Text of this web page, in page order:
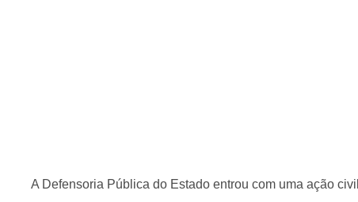
A Defensoria Pública do Estado entrou com uma ação